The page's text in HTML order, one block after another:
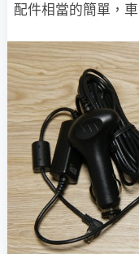
配件相當的簡單，